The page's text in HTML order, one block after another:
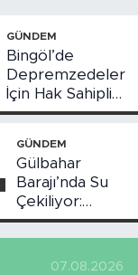
GÜNDEM
Bingöl’de
Depremzedeler
İçin Hak Sahipliği
Askı Süreci
GÜNDEM
Gülbahar
Barajı’nda Su
Çekiliyor:
Piknikçi Sayısı
Azaldı
07.08.2026